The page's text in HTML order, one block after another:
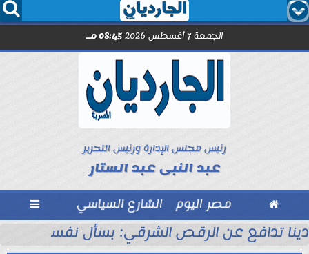
  
الجمعة 7 أغسطس 2026 08:45 مـ
رئيس مجلس الإدارة ورئيس التحرير
عبد النبى عبد الستار
 مصر اليوم الشارع السياسي 
دينا تدافع عن الرقص الشرقي: بسأل نفسي